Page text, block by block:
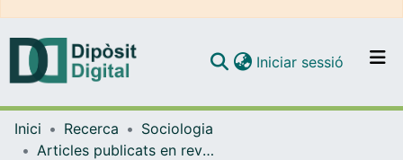
Navega per tot el DD
Iniciar sessió (current)
Inici Recerca
Sociologia
Articles publicats en revistes (Sociologia)